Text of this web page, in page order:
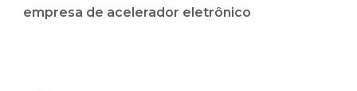
empresa de acelerador eletrônico